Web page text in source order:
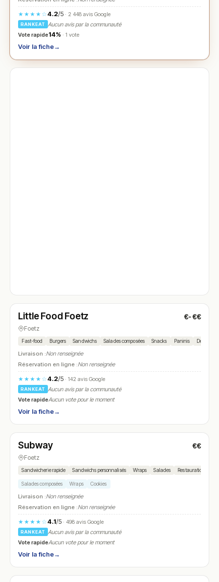
★★★★☆4.2/5· 2 448 avis Google
RANKEAT
Aucun avis par la communauté
Vote rapide14% · 1 vote
Voir la fiche→
N° 4
Little Food Foetz €-€€
Foetz
Fast-food Burgers Sandwichs Salades composées Snacks Paninis Desserts
Livraison :Non renseignée
Réservation en ligne :Non renseignée
★★★★☆4.2/5· 142 avis Google
RANKEAT
Aucun avis par la communauté
Vote rapideAucun vote pour le moment
Voir la fiche→
N° 5
Subway €€
Foetz
Sandwicherie rapide Sandwichs personnalisés Wraps Salades Restauration à
Salades composées Wraps Cookies
Livraison :Non renseignée
Réservation en ligne :Non renseignée
★★★★☆4.1/5· 498 avis Google
RANKEAT
Aucun avis par la communauté
Vote rapideAucun vote pour le moment
Voir la fiche→